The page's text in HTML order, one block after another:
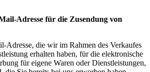
Adresse für die Zusendung von
Adresse, die wir im Rahmen des Verkaufes
erhalten haben, für die elektronische
für eigene Waren oder Dienstleistungen,